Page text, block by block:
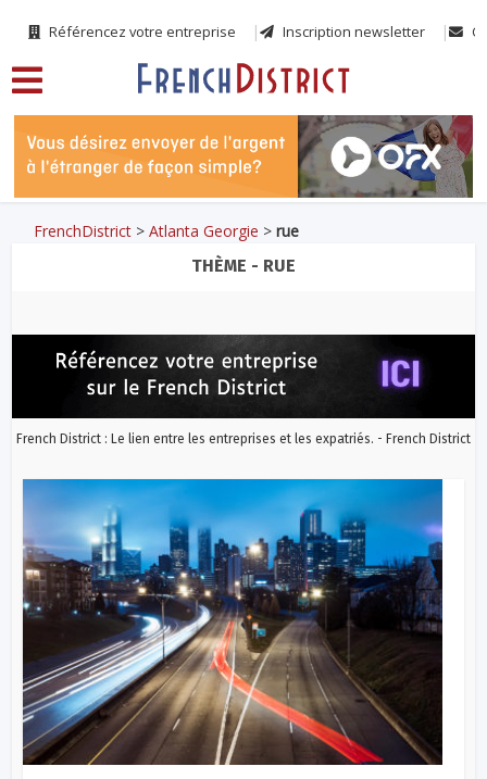
Référencez votre entreprise Inscription newsletter
FrenchDistrict >Atlanta Georgie >rue
THÈME - RUE
French District : Le lien entre les entreprises et les expatriés. - French District